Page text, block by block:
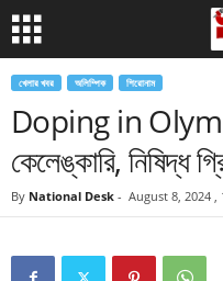
খেলার খবর অলিম্পিক শিরোনাম
Doping in
কেলেঙ্কারি, নিষিদ্ধ
By National Desk - August 8, 2024 ,